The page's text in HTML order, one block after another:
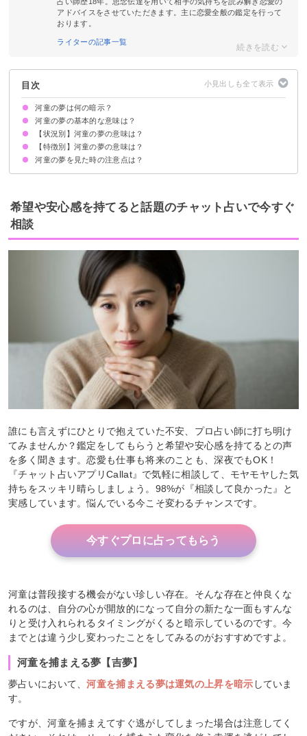
アドバイスをさせていただきます。主に恋愛全般の鑑定を行って
おります。
ライターの記事一覧
目次
河童の夢は何の暗示？
河童の夢の基本的な意味は？
変化の暗示
状況によって意味が決まる
【状況別】河童の夢の意味は？
河童に襲われる夢【凶夢】
河童と話す夢【警告夢】
河童に追いかけられる夢【凶夢】
河童を助ける夢【吉夢】
河童と戦う夢【吉夢】
河童が死ぬ夢【吉夢】
河童と仲良くなる夢【吉夢】
河童を捕まえる夢【吉夢】
河童に水中に引きずり込まれる夢【願望夢】
河童になる夢【吉夢】
【特徴別】河童の夢の意味は？
河童の子供の夢【吉夢】
大きな河童の夢【凶夢】
老いた河童の夢【凶夢】
爪の長い河童の夢【警告夢】
傷のある河童の夢【吉夢】
河童の夢を見た時の注意点は？
吉夢なら話さず警告夢や凶夢は人に話す
希望や安心感を持てると話題のチャット占いで今すぐ
相談
誰にも言えずにひとりで抱えていた不安、プロ占い師に打ち明け
てみませんか？鑑定をしてもらうと希望や安心感を持てるとの声
を多く聞きます。恋愛も仕事も将来のことも、深夜でもOK！
『チャット占いアプリCallat』で気軽に相談して、モヤモヤした気
持ちをスッキリ晴らしましょう。98%が『相談して良かった』と
実感しています。悩んでいる今こそ変わるチャンスです。
今すぐプロに占ってもらう
河童は普段接する機会がない珍しい存在。そんな存在と仲良くな
れるのは、自分の心が開放的になって自分の新たな一面もすんな
りと受け入れられるタイミングがくると暗示しているのです。今
までとは違う少し変わったことをしてみるのがおすすめですよ。
河童を捕まえる夢【吉夢】
夢占いにおいて、河童を捕まえる夢は運気の上昇を暗示 していま
す。
ですが、河童を捕まえてすぐ逃がしてしまった場合は注意してく